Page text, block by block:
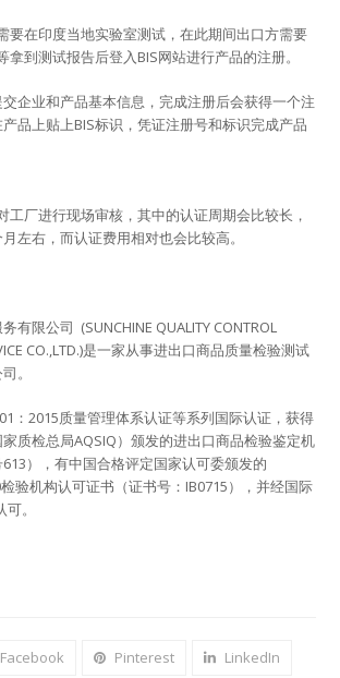
要在印度当地实验室测试，在此期间出口方需要
拿到测试报告后登入BIS网站进行产品的注册。
企业和产品基本信息，完成注册后会获得一个注
品上贴上BIS标识，凭证注册号和标识完成产品
工厂进行现场审核，其中的认证周期会比较长，
左右，而认证费用相对也会比较高。
有限公司 (SUNCHINE QUALITY CONTROL
CO.,LTD.)是一家从事进出口商品质量检验测试
。
：2015质量管理体系认证等系列国际认证，获得
质检总局AQSIQ）颁发的进出口商品检验鉴定机
），有中国合格评定国家认可委颁发的
检验机构认可证书（证书号：IB0715），并经国际
。
Facebook Pinterest LinkedIn